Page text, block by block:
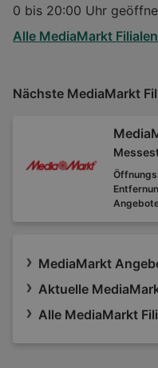
0 bis 20:00 Uhr
Alle MediaMarkt Filialen
Nächste MediaMarkt
MediaMarkt
Aktuelle
Alle MediaMarkt